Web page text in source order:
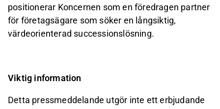
positionerar Koncernen som en föredragen partner
för företagsägare som söker en långsiktig,
värdeorienterad successionslösning.
Viktig information
Detta pressmeddelande utgör inte ett erbjudande